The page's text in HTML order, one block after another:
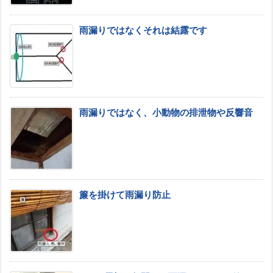
雨漏りではなくそれは結露です
雨漏りではなく、小動物の排泄物や反響音
簾を掛けて雨漏り防止